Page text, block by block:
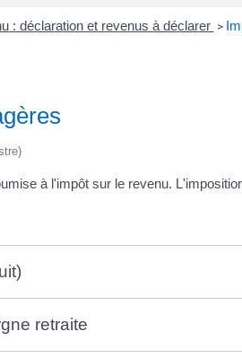
: déclaration et revenus à déclarer >
à l'impôt sur le revenu.
retraite